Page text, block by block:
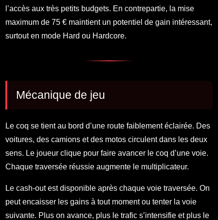
l’accès aux très petits budgets. En contrepartie, la mise
maximum de 75 € maintient un potentiel de gain intéressant,
surtout en mode Hard ou Hardcore.
Mécanique de jeu
Le coq se tient au bord d’une route faiblement éclairée. Des
voitures, des camions et des motos circulent dans les deux
sens. Le joueur clique pour faire avancer le coq d’une voie.
Chaque traversée réussie augmente le multiplicateur.
Le cash-out est disponible après chaque voie traversée. On
peut encaisser les gains à tout moment ou tenter la voie
suivante. Plus on avance, plus le trafic s’intensifie et plus le